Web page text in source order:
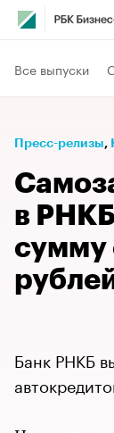
Все выпуски
Пресс-релизы⁠,
в
сумму
Банк РНКБ